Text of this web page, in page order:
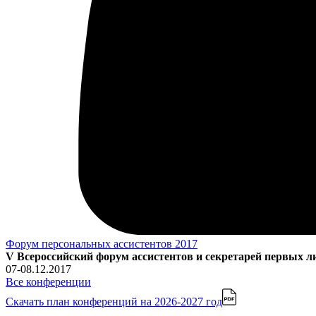
Форум персональных ассистентов 2017
V Всероссийский форум ассистентов и секретарей первых
07-08.12.2017
Все конференции
Скачать план конференций на 2026-2027 год